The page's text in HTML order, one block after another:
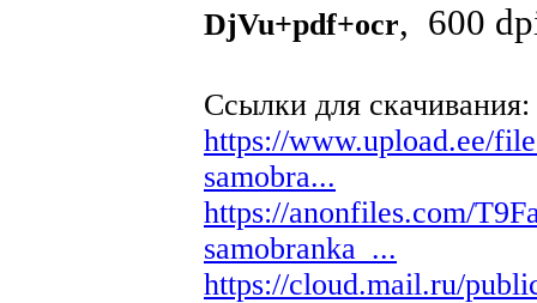
DjVu+pdf+ocr, 600
Ссылки для скачивания:
https://www.upload.ee/
samobra...
https://anonfiles.com/
samobranka_...
https://cloud.mail.ru/